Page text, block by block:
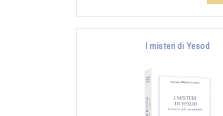
I misteri di Yesod